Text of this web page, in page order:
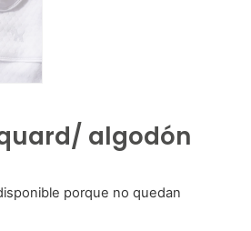
algodón
porque no quedan